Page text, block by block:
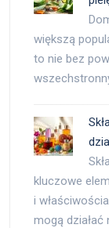
większą
to nie bez
kluczowe
i
mogą działać